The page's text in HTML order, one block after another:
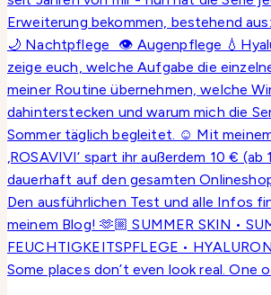
Some places don’t even look real. One